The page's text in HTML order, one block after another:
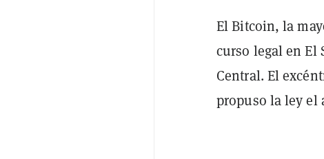
El Bitcoin, la
curso legal en El
Central. El
propuso la ley el